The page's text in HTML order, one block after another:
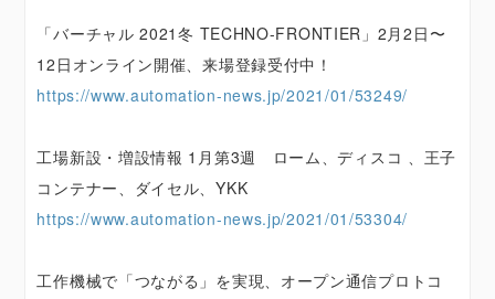
「バーチャル 2021冬 TECHNO-FRONTIER」2月2日〜
12日オンライン開催、来場登録受付中！
https://www.automation-news.jp/2021/01/53249/
工場新設・増設情報 1月第3週 ローム、ディスコ 、王子
コンテナー、ダイセル、YKK
https://www.automation-news.jp/2021/01/53304/
工作機械で「つながる」を実現、オープン通信プロトコ